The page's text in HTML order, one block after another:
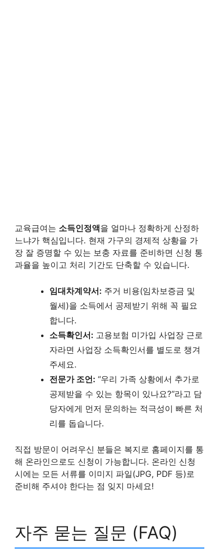
교육급여는 소득인정액을 얼마나 정확하게 산정하
느냐가 핵심입니다. 현재 가구의 경제적 상황을 가
장 잘 증명할 수 있는 보충 자료를 준비하면 신청 통
과율을 높이고 처리 기간도 단축할 수 있습니다.
임대차계약서: 주거 비용(임차보증금 및
월세)을 소득에서 공제받기 위해 꼭 필요
합니다.
소득확인서: 고용보험 미가입 사업장 근로
자라면 사업장 소득확인서를 별도로 챙겨
주세요.
전문가 조언: “우리 가족 상황에서 추가로
공제받을 수 있는 항목이 있나요?”라고 담
당자에게 먼저 문의하는 적극성이 빠른 처
리를 돕습니다.
직접 방문이 어려우신 분들은 복지로 홈페이지를 통
해 온라인으로도 신청이 가능합니다. 온라인 신청
시에는 모든 서류를 이미지 파일(JPG, PDF 등)로
준비해 주셔야 한다는 점 잊지 마세요!
자주 묻는 질문 (FAQ)